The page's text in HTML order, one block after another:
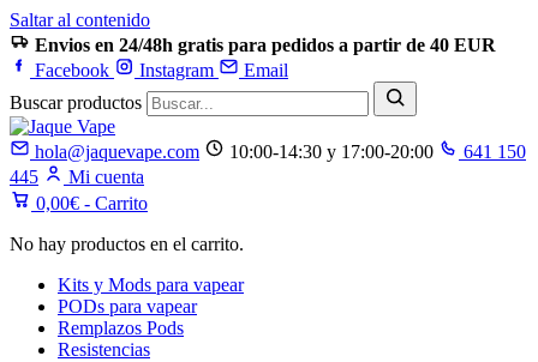
Saltar al contenido
Envios en 24/48h gratis para pedidos a partir de 40 EUR
Facebook
Instagram
Email
Buscar productos
hola@jaquevape.com 10:00-14:30 y 17:00-20:00
641 150
445
Mi cuenta
0,00€ - Carrito
No hay productos en el carrito.
Kits y Mods para vapear
PODs para vapear
Remplazos Pods
Resistencias